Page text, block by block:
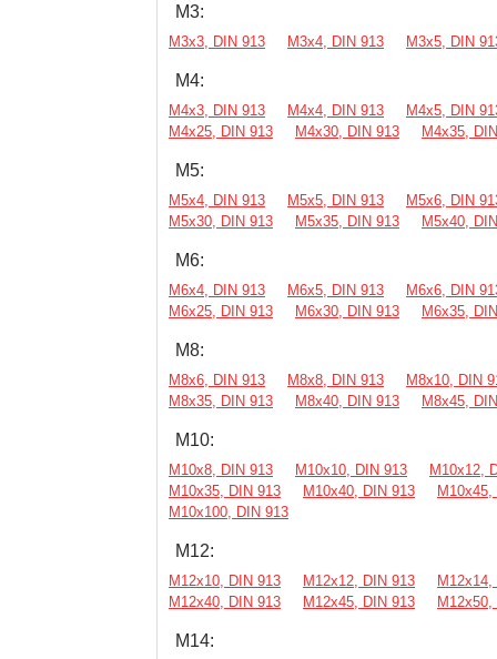
М3:
М3х3, DIN 913 М3х4, DIN 913 М3х5, DIN
М4:
М4х3, DIN 913 М4х4, DIN 913
М4х5, DIN
М4х25, DIN 913
М4х30, DIN 913 М4х35,
М5:
М5х4, DIN 913 М5х5, DIN 913
М5х6, DIN
М5х30, DIN 913
М5х35, DIN 913 М5х40,
М6:
М6х4, DIN 913 М6х5, DIN 913
М6х6, DIN
М6х25, DIN 913
М6х30, DIN 913 М6х35,
М8:
М8х6, DIN 913 М8х8, DIN 913
М8х10, DIN
М8х35, DIN 913
М8х40, DIN 913 М8х45,
М10:
М10х8, DIN 913 М10х10, DIN 913
М10х12,
М10х35, DIN 913
М10х40, DIN 913
М10х45,
М10х100, DIN 913
М12:
М12х10, DIN 913 М12х12, DIN 913
М12х14,
М12х40, DIN 913
М12х45, DIN 913 М12х50,
М14: